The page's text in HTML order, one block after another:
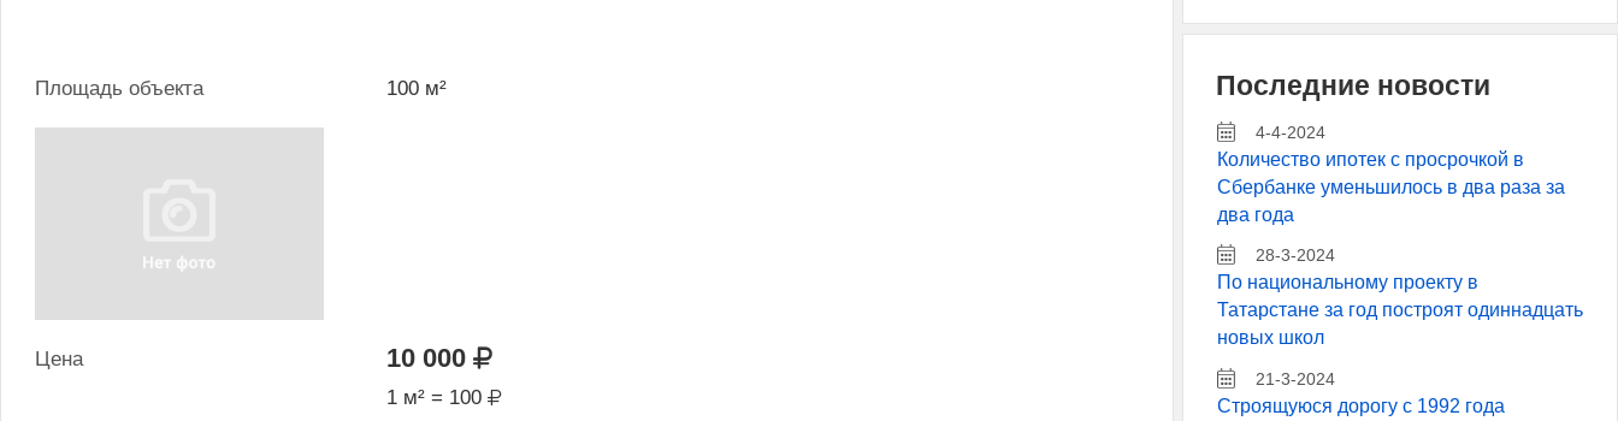
Площадь объекта 100 м²
Цена 10 000
1 м² = 100
Последние новости
4-4-2024
Количество ипотек с просрочкой в
Сбербанке уменьшилось в два раза за
два года
28-3-2024
По национальному проекту в
Татарстане за год построят одиннадцать
новых школ
21-3-2024
Строящуюся дорогу с 1992 года